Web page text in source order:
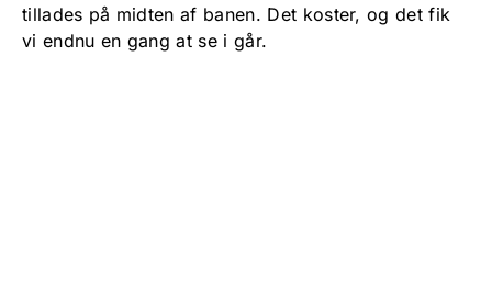
tillades på midten af banen. Det koster, og det fik
vi endnu en gang at se i går.